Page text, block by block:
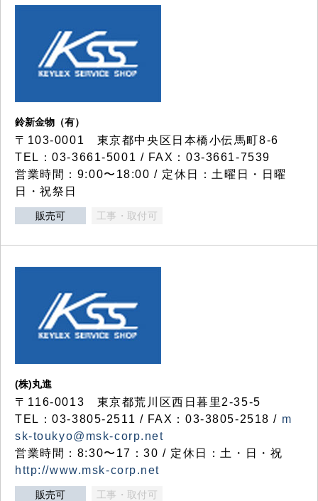
鈴新金物（有）
〒103-0001 東京都中央区日本橋小伝馬町8-6
TEL：03-3661-5001 / FAX：03-3661-7539
営業時間：9:00〜18:00 / 定休日：土曜日・日曜
日・祝祭日
販売可 工事・取付可
(株)丸進
〒116-0013 東京都荒川区西日暮里2-35-5
TEL：03-3805-2511 / FAX：03-3805-2518 / m
sk-toukyo@msk-corp.net
営業時間：8:30〜17：30 / 定休日：土・日・祝
http://www.msk-corp.net
販売可 工事・取付可